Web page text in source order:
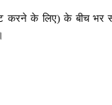
करने के लिए) के बीच